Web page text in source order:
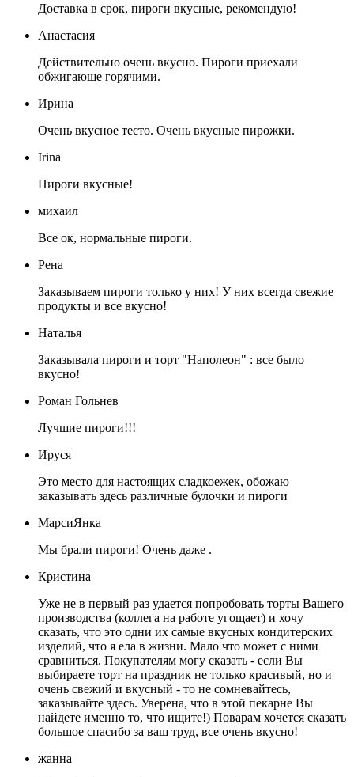
Доставка в срок, пироги вкусные, рекомендую!
Анастасия
Действительно очень вкусно. Пироги приехали
обжигающе горячими.
Ирина
Очень вкусное тесто. Очень вкусные пирожки.
Irina
Пироги вкусные!
михаил
Все ок, нормальные пироги.
Рена
Заказываем пироги только у них! У них всегда свежие
продукты и все вкусно!
Наталья
Заказывала пироги и торт "Наполеон" : все было
вкусно!
Роман Гольнев
Лучшие пироги!!!
Ируся
Это место для настоящих сладкоежек, обожаю
заказывать здесь различные булочки и пироги
МарсиЯнка
Мы брали пироги! Очень даже .
Кристина
Уже не в первый раз удается попробовать торты Вашего
производства (коллега на работе угощает) и хочу
сказать, что это одни их самые вкусных кондитерских
изделий, что я ела в жизни. Мало что может с ними
сравниться. Покупателям могу сказать - если Вы
выбираете торт на праздник не только красивый, но и
очень свежий и вкусный - то не сомневайтесь,
заказывайте здесь. Уверена, что в этой пекарне Вы
найдете именно то, что ищите!) Поварам хочется сказать
большое спасибо за ваш труд, все очень вкусно!
жанна